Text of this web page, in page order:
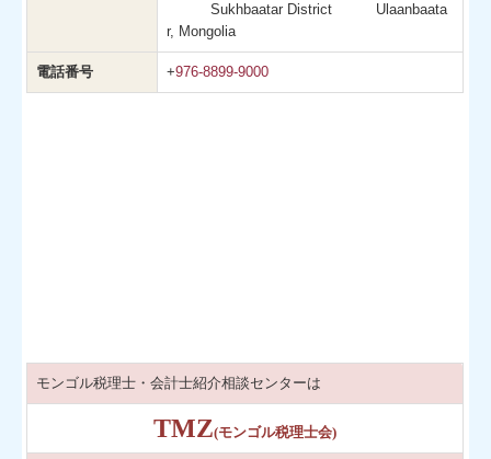
Sukhbaatar District Ulaanbaata
r, Mongolia
電話番号 +976-8899-9000
モンゴル税理士・会計士紹介相談センターは
TMZ(モンゴル税理士会)